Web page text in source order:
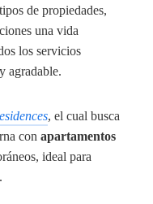
de propiedades,
una vida
los servicios
agradable.
, el cual busca
con apartamentos
ideal para